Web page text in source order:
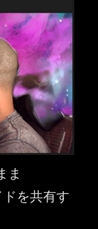
ま
を共有す